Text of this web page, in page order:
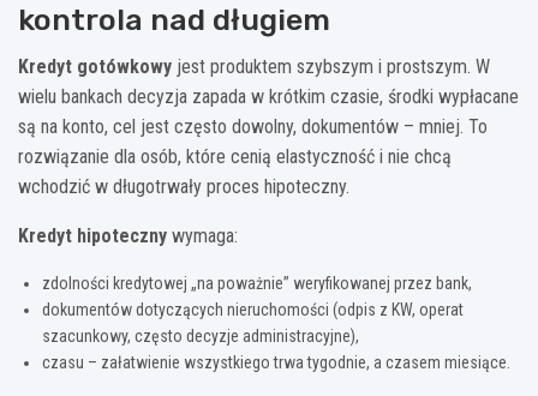
kontrola nad długiem
Kredyt gotówkowy jest produktem szybszym i prostszym. W
wielu bankach decyzja zapada w krótkim czasie, środki wypłacane
są na konto, cel jest często dowolny, dokumentów – mniej. To
rozwiązanie dla osób, które cenią elastyczność i nie chcą
wchodzić w długotrwały proces hipoteczny.
Kredyt hipoteczny wymaga:
zdolności kredytowej „na poważnie” weryfikowanej przez bank,
dokumentów dotyczących nieruchomości (odpis z KW, operat
szacunkowy, często decyzje administracyjne),
czasu – załatwienie wszystkiego trwa tygodnie, a czasem miesiące.